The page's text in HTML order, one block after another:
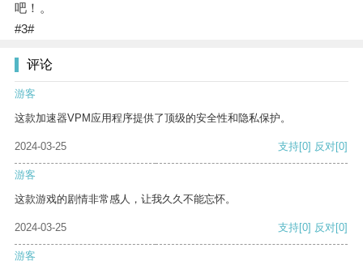
吧！。
#3#
评论
游客
这款加速器VPM应用程序提供了顶级的安全性和隐私保护。
2024-03-25 支持[0] 反对[0]
游客
这款游戏的剧情非常感人，让我久久不能忘怀。
2024-03-25 支持[0] 反对[0]
游客